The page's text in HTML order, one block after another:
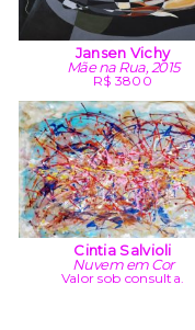
Jansen Vichy
Mãe na Rua, 2015
R$ 3800
Cintia Salvioli
Nuvem em Cor
Valor sob consulta.